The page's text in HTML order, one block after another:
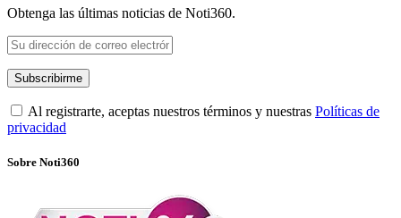
Obtenga las últimas noticias de Noti360.
Al registrarte, aceptas nuestros términos y nuestras Políticas de
privacidad
Sobre Noti360